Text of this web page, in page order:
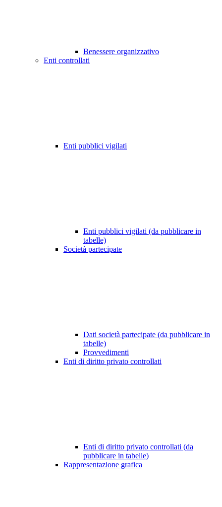
Benessere organizzativo
Enti controllati
Enti pubblici vigilati
Enti pubblici vigilati (da pubblicare in
tabelle)
Società partecipate
Dati società partecipate (da pubblicare in
tabelle)
Provvedimenti
Enti di diritto privato controllati
Enti di diritto privato controllati (da
pubblicare in tabelle)
Rappresentazione grafica